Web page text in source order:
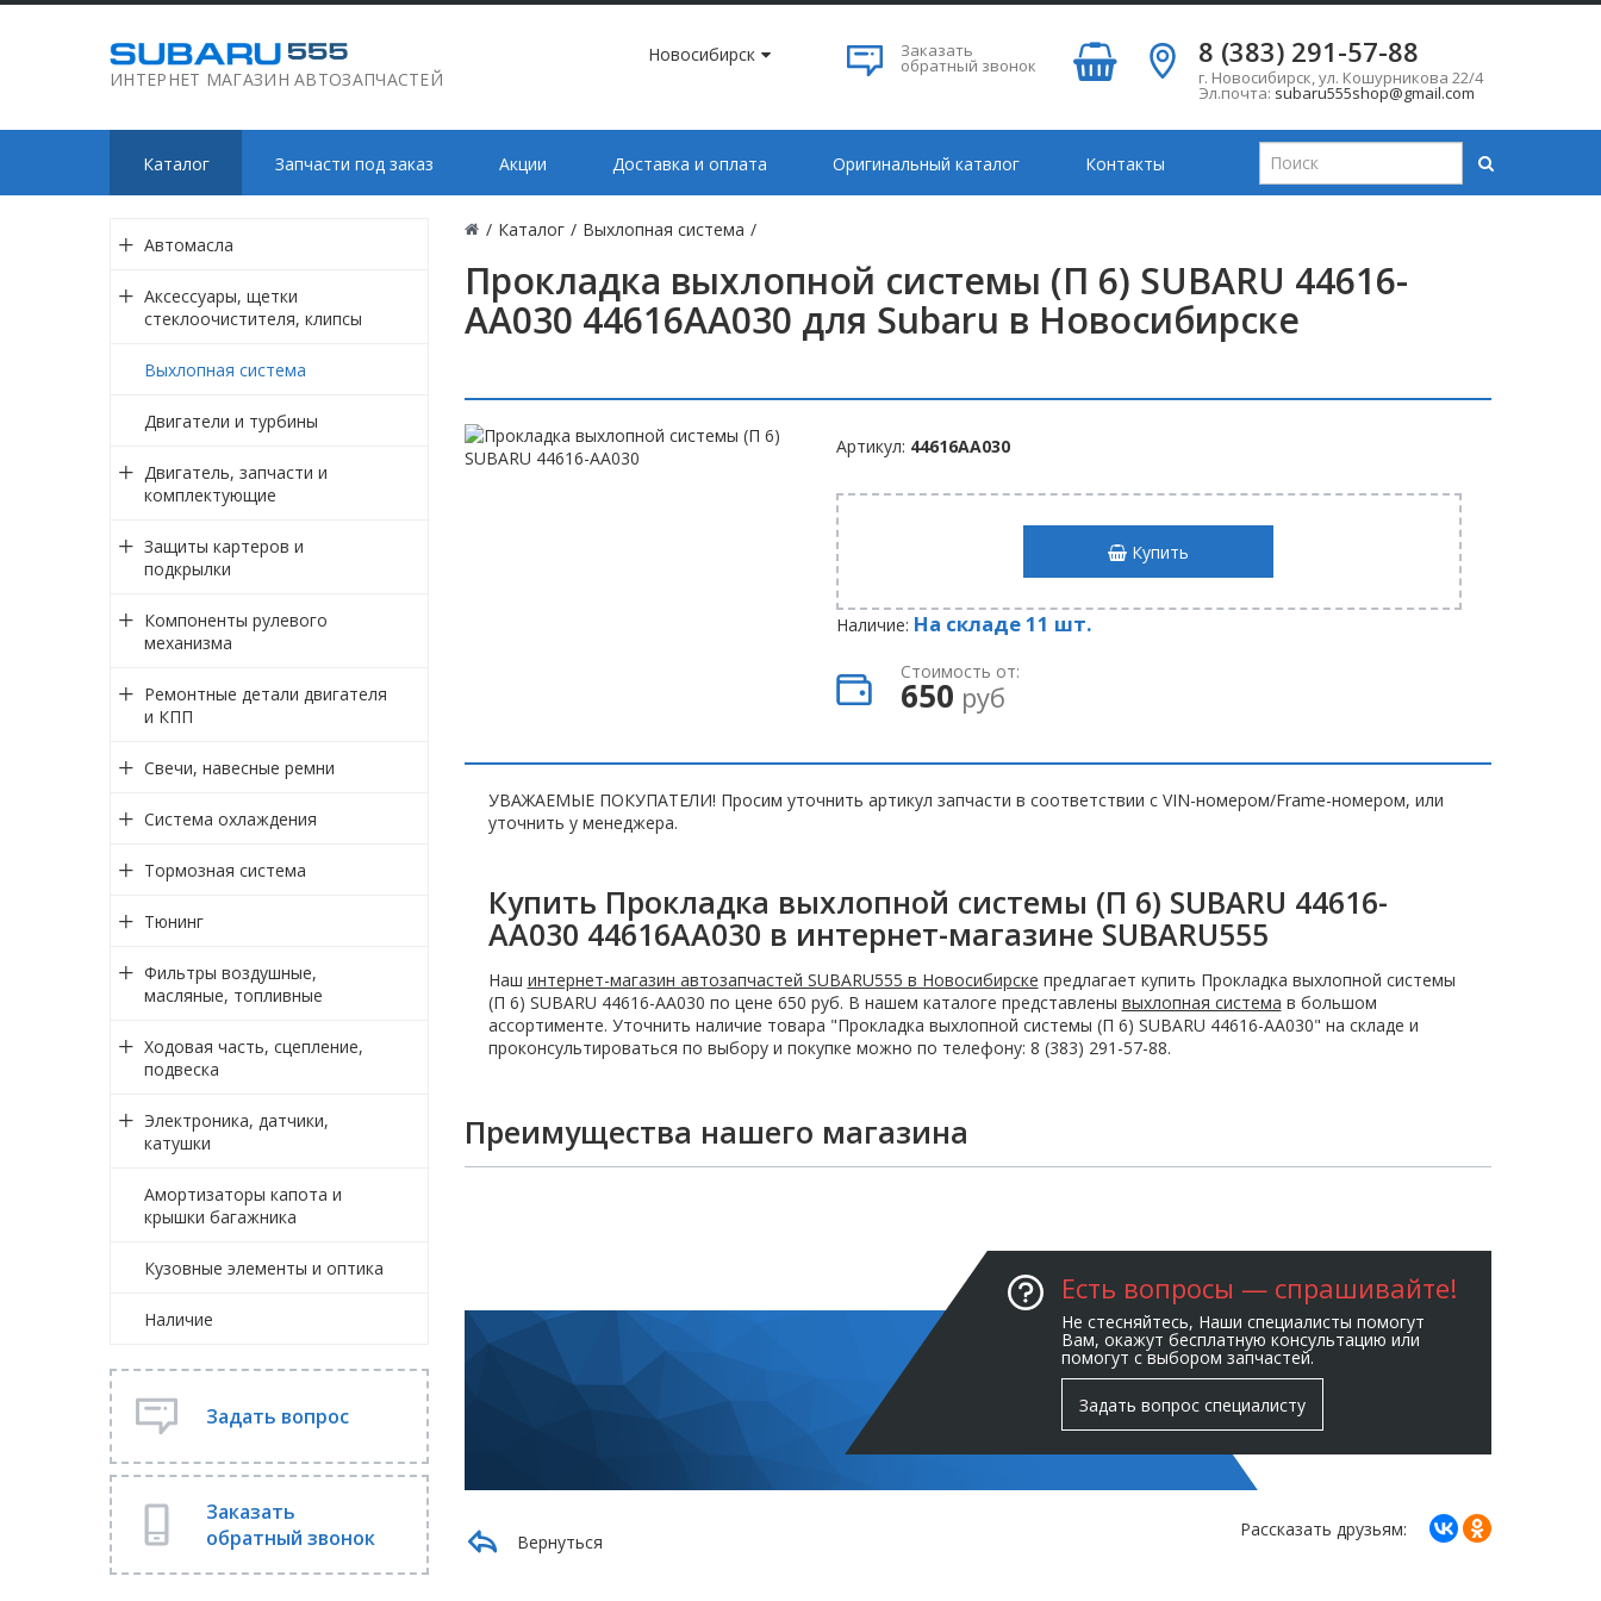
ИНТЕРНЕТ МАГАЗИН АВТОЗАПЧАСТЕЙ
Новосибирск Заказать
обратный звонок 8 (383) 291-57-88
г. Новосибирск,ул. Кошурникова 22/4
Эл.почта: subaru555shop@gmail.com
Каталог Запчасти под заказ Акции Доставка и оплата Оригинальный каталог Контакты
/ Каталог / Выхлопная система /
Прокладка выхлопной системы (П 6) SUBARU 44616-
AA030 44616AA030 для Subaru в Новосибирске
Автомасла
Аксессуары, щетки
стеклоочистителя, клипсы
Выхлопная система
Двигатели и турбины
Двигатель, запчасти и
комплектующие
Защиты картеров и
подкрылки
Компоненты рулевого
механизма
Ремонтные детали двигателя
и КПП
Свечи, навесные ремни
Система охлаждения
Тормозная система
Тюнинг
Фильтры воздушные,
масляные, топливные
Ходовая часть, сцепление,
подвеска
Электроника, датчики,
катушки
Амортизаторы капота и
крышки багажника
Кузовные элементы и оптика
Наличие
Задать вопрос
Заказать
обратный звонок
Артикул: 44616AA030
Купить
Наличие: На складе 11 шт.
Стоимость от:
650 руб
УВАЖАЕМЫЕ ПОКУПАТЕЛИ! Просим уточнить артикул запчасти в соответствии с VIN-номером/Frame-номером, или
уточнить у менеджера.
Купить Прокладка выхлопной системы (П 6) SUBARU 44616-
AA030 44616AA030 в интернет-магазине SUBARU555
Наш интернет-магазин автозапчастей SUBARU555 в Новосибирске предлагает купить Прокладка выхлопной системы
(П 6) SUBARU 44616-AA030 по цене 650 руб. В нашем каталоге представлены выхлопная система в большом
ассортименте. Уточнить наличие товара "Прокладка выхлопной системы (П 6) SUBARU 44616-AA030" на складе и
проконсультироваться по выбору и покупке можно по телефону: 8 (383) 291-57-88.
Преимущества нашего магазина
Есть вопросы — спрашивайте!
Не стесняйтесь, Наши специалисты помогут
Вам, окажут бесплатную консультацию или
помогут с выбором запчастей.
Задать вопрос специалисту
Вернуться
Рассказать друзьям: